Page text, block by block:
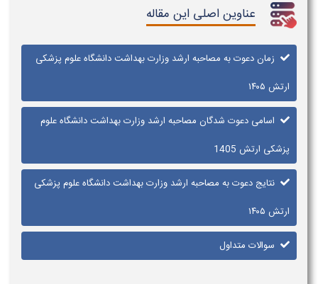
عناوین اصلی این مقاله
زمان دعوت به مصاحبه ارشد وزارت بهداشت دانشگاه علوم پزشکی
ارتش ۱۴۰۵
اسامی دعوت شدگان مصاحبه ارشد وزارت بهداشت دانشگاه علوم
پزشکی ارتش 1405
نتایج دعوت به مصاحبه ارشد وزارت بهداشت دانشگاه علوم پزشکی
ارتش ۱۴۰۵
سوالات متداول